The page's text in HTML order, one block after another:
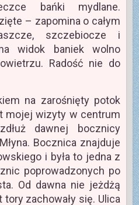
bańki mydlane.
– zapomina o całym
szczebiocze i
widok baniek wolno
Radość nie do
na zarośnięty potok
mojej wizyty w centrum
dawnej bocznicy
Bocznica znajduje
i była to jedna z
poprowadzonych po
Od dawna nie jeżdżą
zachowały się. Ulica